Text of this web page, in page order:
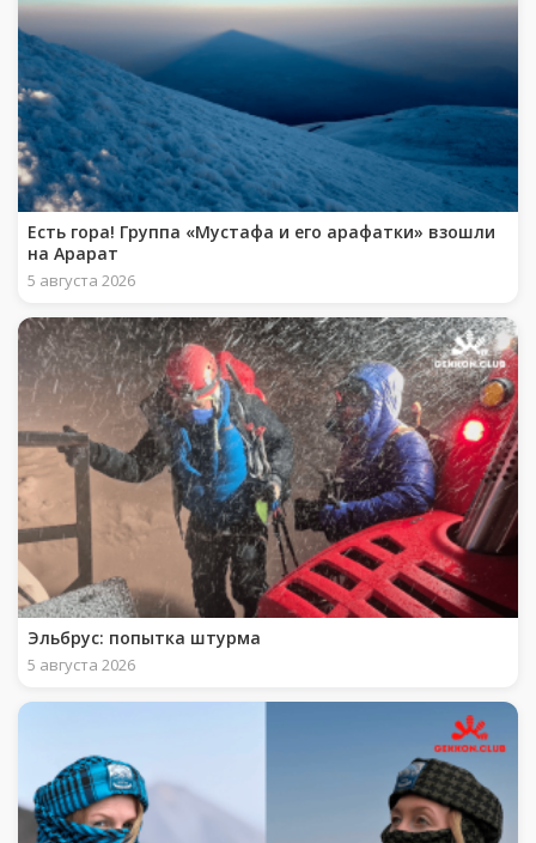
Есть гора! Группа «Мустафа и его арафатки» взошли
на Арарат
5 августа 2026
Эльбрус: попытка штурма
5 августа 2026